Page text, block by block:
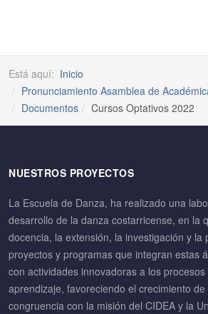
Está aquí: Inicio
Pronunciamiento Asamblea de
Documentos
Cursos Optativos 2022
NUESTROS PROYECTOS
La Escuela de Danza, ha realizado una
desarrollo de la danza costarricense, en la
docencia, la extensión, la investigación y la
proyectos y programas que integran estas
con actividades innovadoras a los
aprendizaje, favoreciendo el crecimiento
congruencia con la misión del CIDEA y la